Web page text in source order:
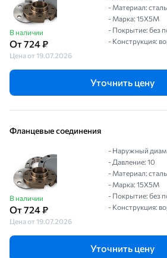
В наличии
От 724 ₽
Цена от 19.07.2026
- Материал: сталь
- Марка: 15Х5М
- Покрытие: без
- Конструкция:
Уточнить цену
Фланцевые соединения
В наличии
От 724 ₽
Цена от 19.07.2026
- Наружный
- Давление: 10
- Материал: сталь
- Марка: 15Х5М
- Покрытие: без
- Конструкция:
Уточнить цену